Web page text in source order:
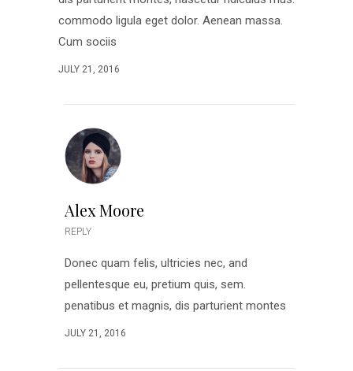
commodo ligula eget dolor. Aenean massa.
Cum sociis
JULY 21, 2016
Alex Moore
REPLY
Donec quam felis, ultricies nec, and
pellentesque eu, pretium quis, sem.
penatibus et magnis, dis parturient montes
JULY 21, 2016